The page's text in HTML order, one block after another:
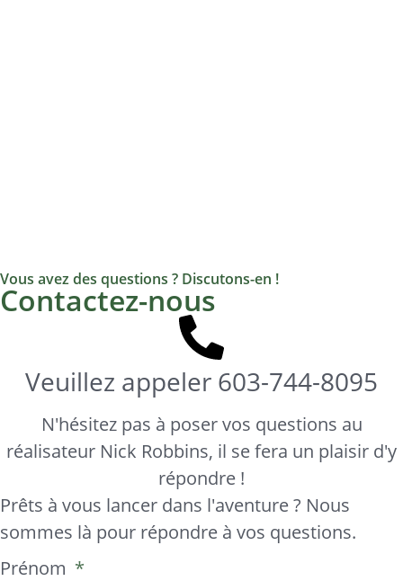
Vous avez des questions ? Discutons-en !
Contactez-nous
Veuillez appeler 603-744-8095
N'hésitez pas à poser vos questions au
réalisateur Nick Robbins, il se fera un plaisir d'y
répondre !
Prêts à vous lancer dans l'aventure ? Nous
sommes là pour répondre à vos questions.
Prénom